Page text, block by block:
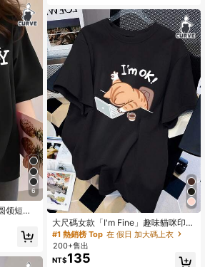
6
领短袖
的设
T 恤，
大尺碼女款「I'm Fine」趣味貓咪印花
寬鬆短袖T恤，休閒夏季黑色
#1 熱銷榜 Top 在 假日 加大碼上衣
200+售出
NT$135